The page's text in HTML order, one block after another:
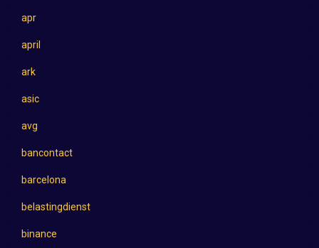
apr
april
ark
asic
avg
bancontact
barcelona
belastingdienst
binance